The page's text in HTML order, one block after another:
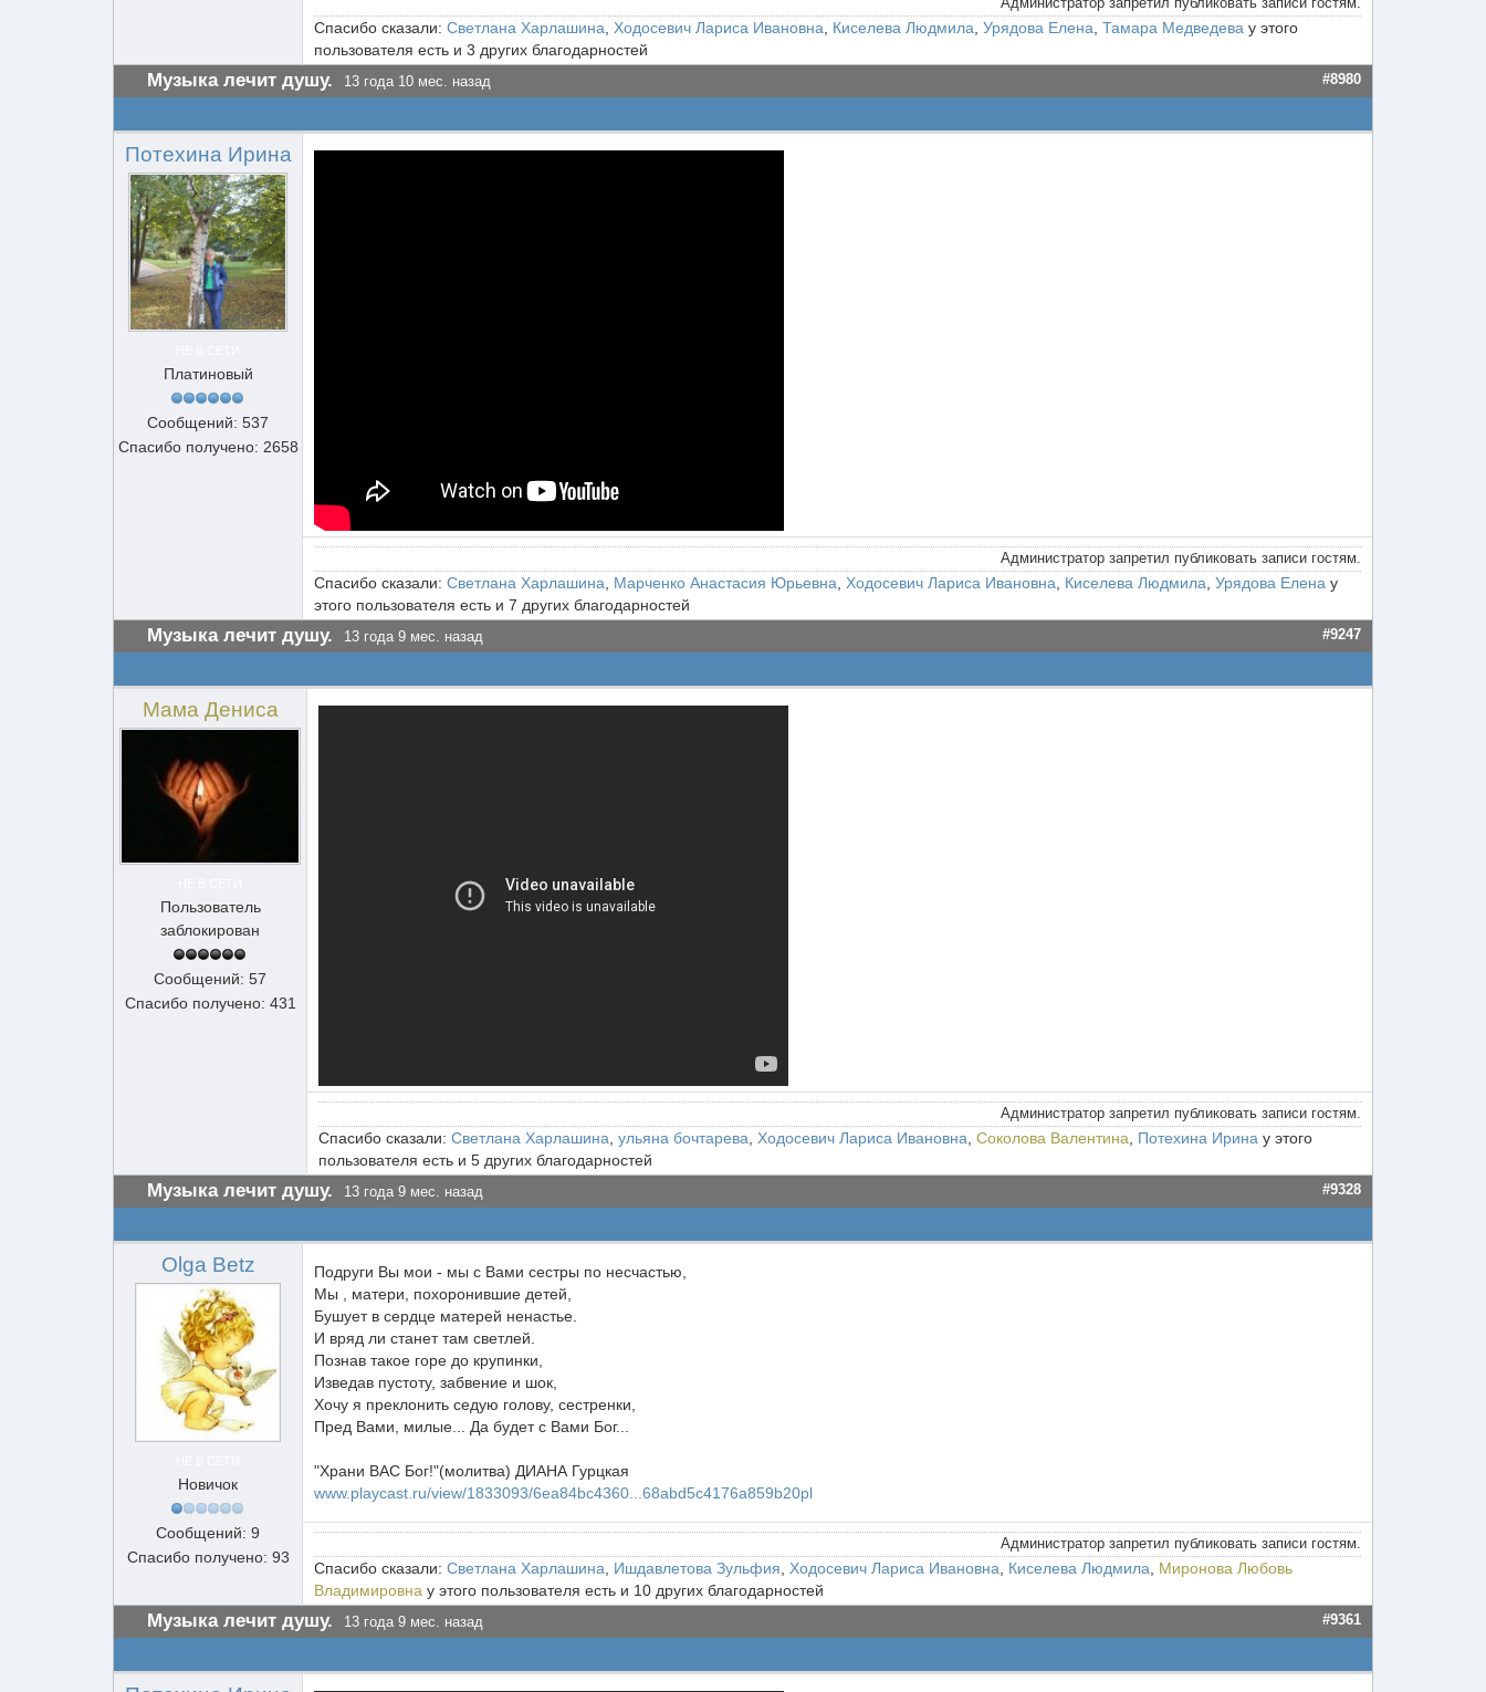
Спасибо сказали: Светлана Харлашина Ходосевич Лариса Ивановна Киселева Людмила Урядова Елена Тамара Медведева у этого
пользователя есть и 3 других благодарностей
Музыка лечит душу. 13 года 10 мес. назад #8980
Потехина Ирина
Платиновый
Сообщений: 537
Спасибо получено: 2658
Администратор запретил публиковать записи гостям.
Спасибо сказали: Светлана Харлашина Марченко Анастасия Юрьевна Ходосевич Лариса Ивановна Киселева Людмила Урядова Елена у
этого пользователя есть и 7 других благодарностей
Музыка лечит душу. 13 года 9 мес. назад #9247
Мама Дениса
Пользователь
заблокирован
Сообщений: 57
Спасибо получено: 431
Администратор запретил публиковать записи гостям.
Спасибо сказали: Светлана Харлашина ульяна бочтарева Ходосевич Лариса Ивановна Соколова Валентина Потехина Ирина у этого
пользователя есть и 5 других благодарностей
Музыка лечит душу. 13 года 9 мес. назад #9328
Olga Betz
Новичок
Сообщений: 9
Спасибо получено: 93
Подруги Вы мои - мы с Вами сестры по несчастью,
Мы , матери, похоронившие детей,
Бушует в сердце матерей ненастье.
И вряд ли станет там светлей.
Познав такое горе до крупинки,
Изведав пустоту, забвение и шок,
Хочу я преклонить седую голову, сестренки,
Пред Вами, милые... Да будет с Вами Бог...
"Храни ВАС Бог!"(молитва) ДИАНА Гурцкая
www.playcast.ru/view/1833093/6ea84bc4360...68abd5c4176a859b20pl
Администратор запретил публиковать записи гостям.
Спасибо сказали: Светлана Харлашина Ишдавлетова Зульфия Ходосевич Лариса Ивановна Киселева Людмила
Миронова Любовь
Владимировна у этого пользователя есть и 10 других благодарностей
Музыка лечит душу. 13 года 9 мес. назад #9361